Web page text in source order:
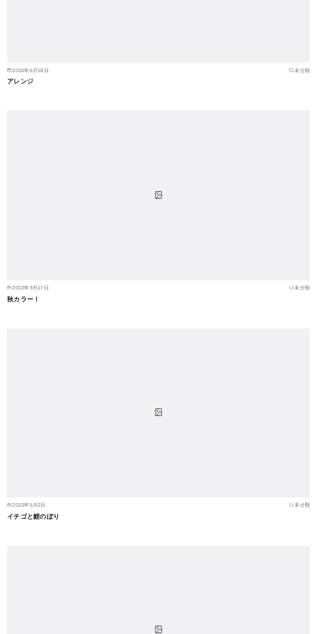
2015年6月18日 未分類
アレンジ
2013年9月17日 未分類
秋カラー！
2013年5月2日 未分類
イチゴと鯉のぼり